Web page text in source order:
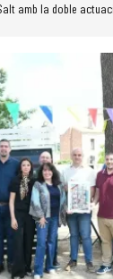
amb la doble